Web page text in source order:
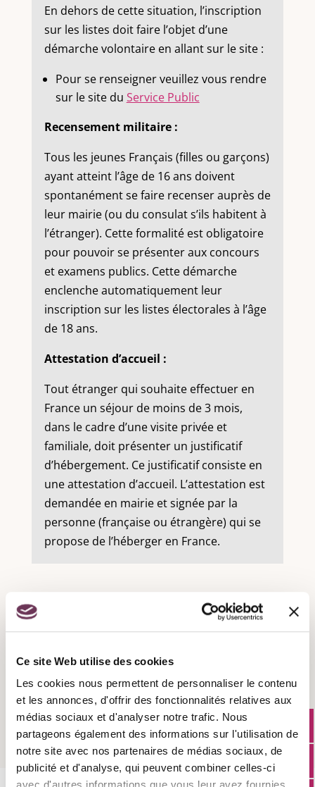
Ce site Web utilise des cookies
Les cookies nous permettent de personnaliser le contenu
et les annonces, d'offrir des fonctionnalités relatives aux
médias sociaux et d'analyser notre trafic. Nous
partageons également des informations sur l'utilisation de
notre site avec nos partenaires de médias sociaux, de
publicité et d'analyse, qui peuvent combiner celles-ci
En dehors de cette situation, l’inscription
sur les listes doit faire l’objet d’une
démarche volontaire en allant sur le site :
Pour se renseigner veuillez vous rendre
sur le site du Service Public
Recensement militaire :
Tous les jeunes Français (filles ou garçons)
ayant atteint l’âge de 16 ans doivent
spontanément se faire recenser auprès de
leur mairie (ou du consulat s’ils habitent à
l’étranger). Cette formalité est obligatoire
pour pouvoir se présenter aux concours
et examens publics. Cette démarche
enclenche automatiquement leur
inscription sur les listes électorales à l’âge
de 18 ans.
Attestation d’accueil :
Tout étranger qui souhaite effectuer en
France un séjour de moins de 3 mois,
dans le cadre d’une visite privée et
familiale, doit présenter un justificatif
d’hébergement. Ce justificatif consiste en
une attestation d’accueil. L’attestation est
demandée en mairie et signée par la
personne (française ou étrangère) qui se
propose de l’héberger en France.
Attestation d'accueil :